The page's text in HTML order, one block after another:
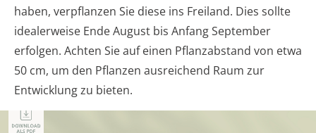
haben, verpflanzen Sie diese ins Freiland. Dies sollte
idealerweise Ende August bis Anfang September
erfolgen. Achten Sie auf einen Pflanzabstand von etwa
50 cm, um den Pflanzen ausreichend Raum zur
Entwicklung zu bieten.